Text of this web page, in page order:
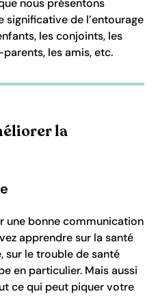
de l’entourage
les conjoints, les
les amis, etc.
la
une bonne communication
apprendre sur la santé
sur le trouble de santé
en particulier. Mais aussi
ce qui peut piquer votre